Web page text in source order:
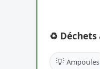
♻️ Déchets
💡 Ampoules